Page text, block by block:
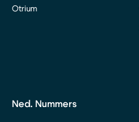
Otrium
Ned. Nummers